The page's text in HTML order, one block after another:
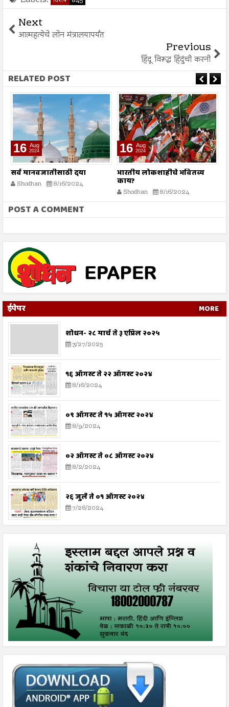
Next
आत्महत्येचे लोन मंत्रालयापर्यंत
Previous
हिंदू विरूद्ध हिंदुंची करनी
RELATED POST
16 Aug
2024
सर्व मानवजातीसाठी दया
Shodhan 8/16/2024
16 Aug
2024
भारतीय लोकशाहीचे भवितव्य
काय?
Shodhan 8/16/2024
POST A COMMENT
ईपेपर MORE
शोधन- २८ मार्च ते ३ एप्रिल २०२५
3/27/2025
१६ ऑगस्ट ते २२ ऑगस्ट २०२४
8/16/2024
०९ ऑगस्ट ते १५ ऑगस्ट २०२४
8/9/2024
०२ ऑगस्ट ते ०८ ऑगस्ट २०२४
8/2/2024
२६ जुलै ते ०१ ऑगस्ट २०२४
7/26/2024